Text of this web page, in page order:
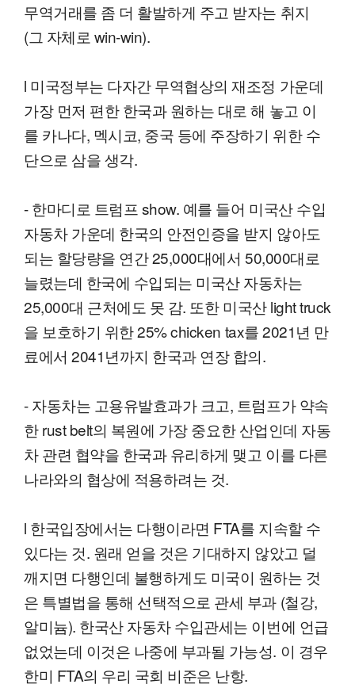
무역거래를 좀 더 활발하게 주고 받자는 취지
(그 자체로 win-win).
l 미국정부는 다자간 무역협상의 재조정 가운데
가장 먼저 편한 한국과 원하는 대로 해 놓고 이
를 카나다, 멕시코, 중국 등에 주장하기 위한 수
단으로 삼을 생각.
- 한마디로 트럼프 show. 예를 들어 미국산 수입
자동차 가운데 한국의 안전인증을 받지 않아도
되는 할당량을 연간 25,000대에서 50,000대로
늘렸는데 한국에 수입되는 미국산 자동차는
25,000대 근처에도 못 감. 또한 미국산 light truck
을 보호하기 위한 25% chicken tax를 2021년 만
료에서 2041년까지 한국과 연장 합의.
- 자동차는 고용유발효과가 크고, 트럼프가 약속
한 rust belt의 복원에 가장 중요한 산업인데 자동
차 관련 협약을 한국과 유리하게 맺고 이를 다른
나라와의 협상에 적용하려는 것.
l 한국입장에서는 다행이라면 FTA를 지속할 수
있다는 것. 원래 얻을 것은 기대하지 않았고 덜
깨지면 다행인데 불행하게도 미국이 원하는 것
은 특별법을 통해 선택적으로 관세 부과 (철강,
알미늄). 한국산 자동차 수입관세는 이번에 언급
없었는데 이것은 나중에 부과될 가능성. 이 경우
한미 FTA의 우리 국회 비준은 난항.